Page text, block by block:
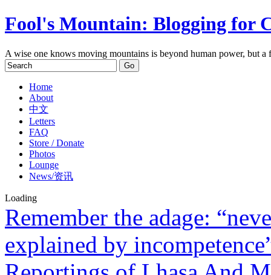
Fool's Mountain: Blogging for
A wise one knows moving mountains is beyond human power, but
Home
About
中文
Letters
FAQ
Store / Donate
Photos
Lounge
News/资讯
Loading
Remember the adage:
explained by